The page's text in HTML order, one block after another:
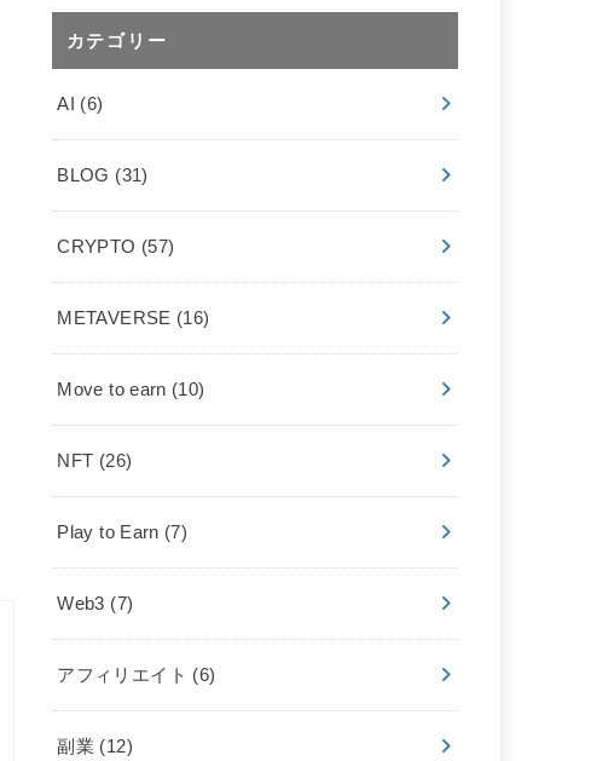
カテゴリー
AI (6)
BLOG (31)
CRYPTO (57)
METAVERSE (16)
Move to earn (10)
NFT (26)
Play to Earn (7)
Web3 (7)
アフィリエイト (6)
副業 (12)